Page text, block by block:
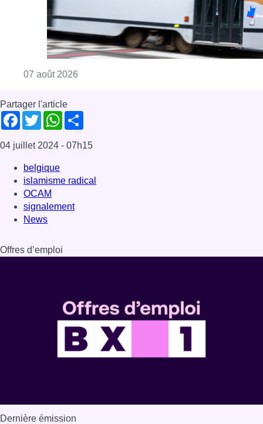
07 août 2026
Partager l'article
Facebook
TwitterWhatsApp
04 juillet 2024 - 07h15
belgique
islamisme radical
OCAM
signalement
News
Offres d’emploi
Dernière émission